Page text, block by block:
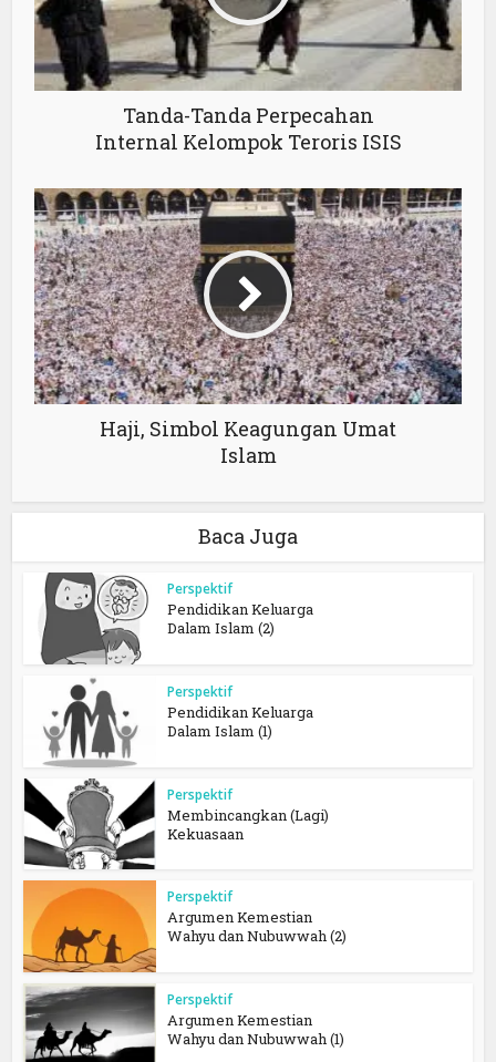
Tanda-Tanda Perpecahan
Internal Kelompok Teroris ISIS
Haji, Simbol Keagungan Umat
Islam
Baca Juga
Perspektif
Pendidikan Keluarga
Dalam Islam (2)
Perspektif
Pendidikan Keluarga
Dalam Islam (1)
Perspektif
Membincangkan (Lagi)
Kekuasaan
Perspektif
Argumen Kemestian
Wahyu dan Nubuwwah (2)
Perspektif
Argumen Kemestian
Wahyu dan Nubuwwah (1)